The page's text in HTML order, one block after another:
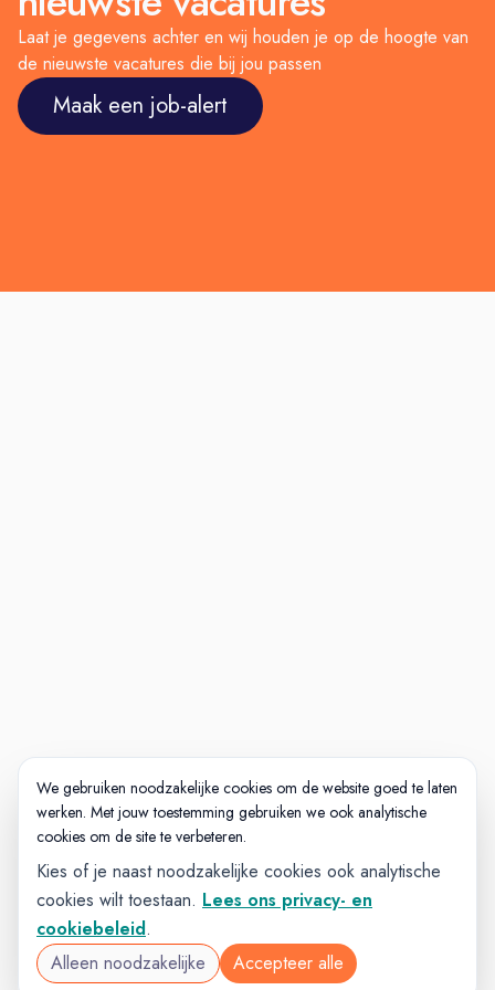
Laat je gegevens achter en wij houden je op de hoogte van
de nieuwste vacatures die bij jou passen
Maak een job-alert
We gebruiken noodzakelijke cookies om de website goed te laten
werken. Met jouw toestemming gebruiken we ook analytische
cookies om de site te verbeteren.
Kies of je naast noodzakelijke cookies ook analytische
cookies wilt toestaan. Lees ons privacy- en
cookiebeleid.
Alleen noodzakelijke
Accepteer alle